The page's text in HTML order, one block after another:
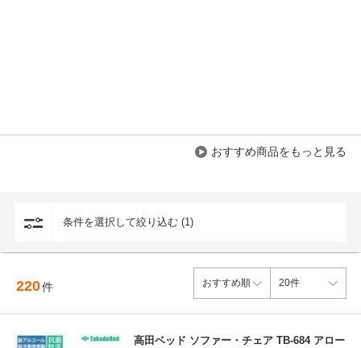
おすすめ商品をもっと見る
条件を選択して絞り込む (1)
220件
高田ベッド ソファー・チェア TB-684 アロー